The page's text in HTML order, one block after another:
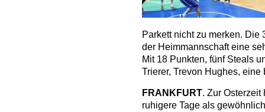
Parkett nicht zu merken.
der Heimmannschaft eine
Mit 18 Punkten, fünf Steals
Trierer, Trevon Hughes,
FRANKFURT. Zur
ruhigere Tage als